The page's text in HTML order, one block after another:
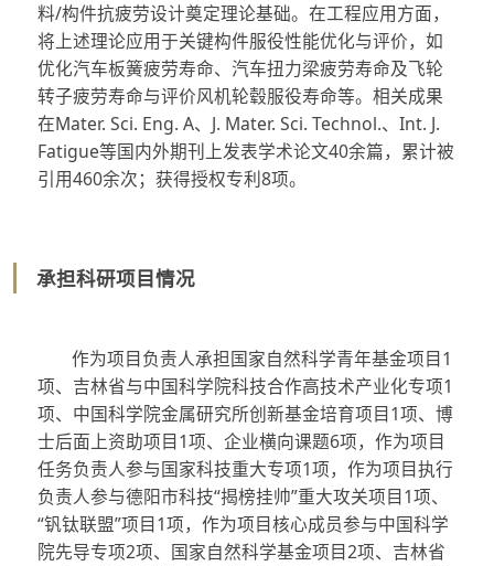
料/构件抗疲劳设计奠定理论基础。在工程应用方面，
将上述理论应用于关键构件服役性能优化与评价，如
优化汽车板簧疲劳寿命、汽车扭力梁疲劳寿命及飞轮
转子疲劳寿命与评价风机轮毂服役寿命等。相关成果
在Mater. Sci. Eng. A、J. Mater. Sci. Technol.、Int. J.
Fatigue等国内外期刊上发表学术论文40余篇，累计被
引用460余次；获得授权专利8项。
承担科研项目情况
作为项目负责人承担国家自然科学青年基金项目1
项、吉林省与中国科学院科技合作高技术产业化专项1
项、中国科学院金属研究所创新基金培育项目1项、博
士后面上资助项目1项、企业横向课题6项，作为项目
任务负责人参与国家科技重大专项1项，作为项目执行
负责人参与德阳市科技“揭榜挂帅”重大攻关项目1项、
“钒钛联盟”项目1项，作为项目核心成员参与中国科学
院先导专项2项、国家自然科学基金项目2项、吉林省